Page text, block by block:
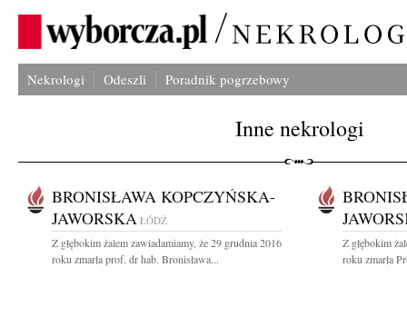
Nekrologi Odeszli Poradnik pogrzebowy
Inne nekrologi
BRONISŁAWA KOPCZYŃSKA-
JAWORSKA ŁÓDŹ
Z głębokim żalem zawiadamiamy, że 29 grudnia 2016
roku zmarła prof. dr hab. Bronisława...
Z głębokim
roku zmarła